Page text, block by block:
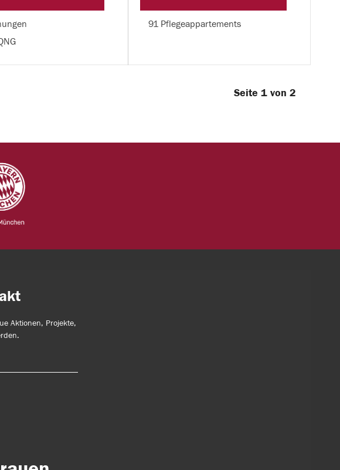
91 Pflegeappartements
Seite 1 von 2
Aktionen, Projekte,